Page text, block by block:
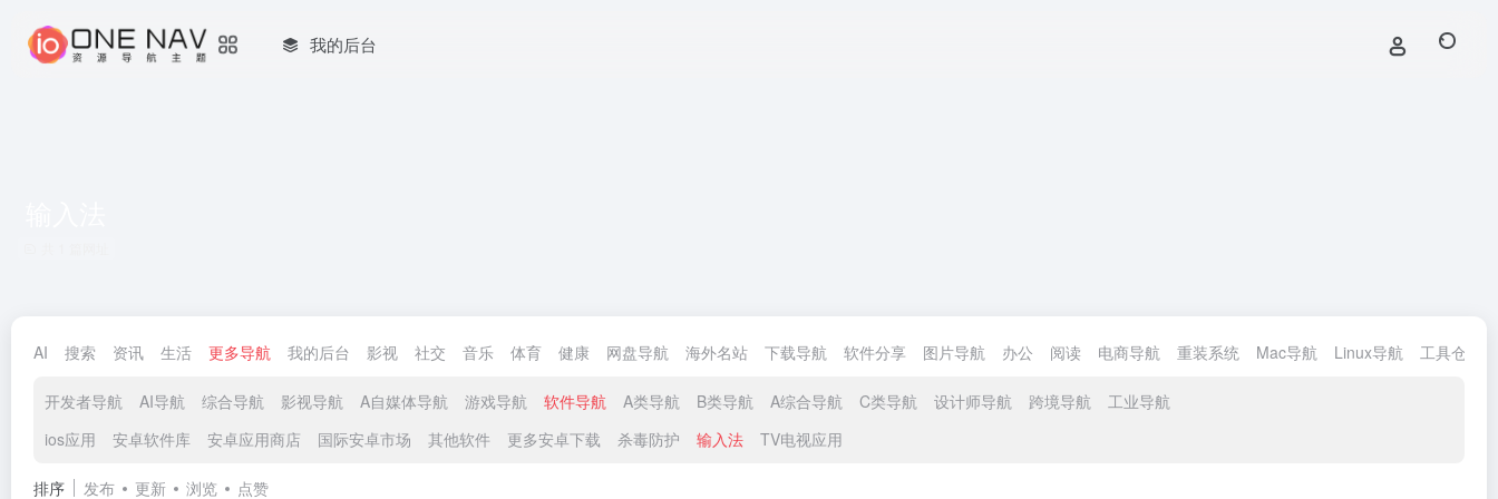
我的后台
AI 搜索 资讯 生活 更多导航 我的后台 影视 社交 音乐 体育 健康 网盘导航 海外名站 下载导航 软件分享 图片导航 办公 阅读 电商导航 重装系统 Mac导航 Linux导航 工具仓导航
开发者导航 AI导航 综合导航 影视导航 A自媒体导航 游戏导航 软件导航 A类导航 B类导航 A综合导航 C类导航 设计师导航 跨境导航
工业导航
ios应用
安卓软件库 安卓应用商店 国际安卓市场 其他软件 更多安卓下载 杀毒防护 输入法 TV电视应用
排序 发布 更新 浏览 点赞